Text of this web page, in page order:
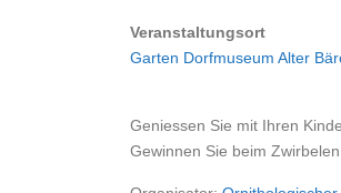
Veranstaltungsort
Garten Dorfmuseum Alter
Geniessen Sie mit Ihren
Gewinnen Sie beim